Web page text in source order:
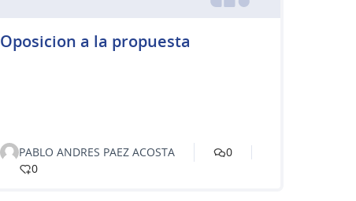
Oposicion a la propuesta
PABLO ANDRES PAEZ ACOSTA
0
0